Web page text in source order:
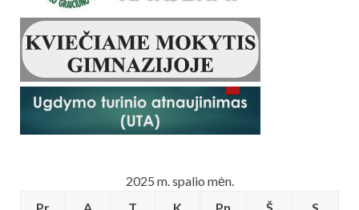
2025 m. spalio mėn.